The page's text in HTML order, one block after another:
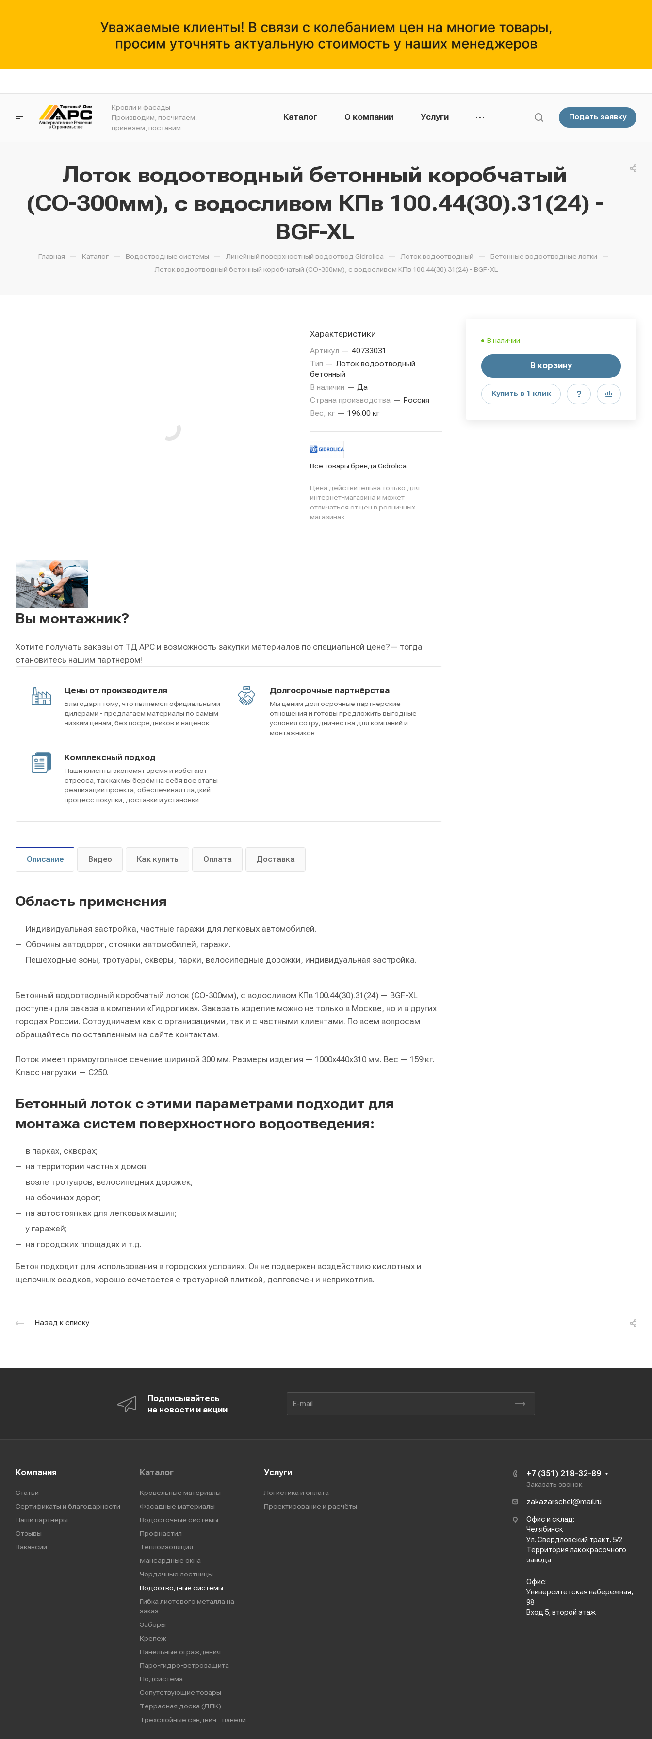
Кровли и фасады
Производим, посчитаем,
привезем, поставим
Каталог О компании Услуги Подать заявку
Лоток водоотводный бетонный коробчатый
(СО-300мм), с водосливом КПв 100.44(30).31(24) -
BGF-XL
Главная — Каталог — Водоотводные системы — Линейный поверхностный водоотвод Gidrolica — Лоток водоотводный — Бетонные водоотводные лотки —
Лоток водоотводный бетонный коробчатый (СО-300мм), с водосливом КПв 100.44(30).31(24) - BGF-XL
В наличии
В корзину
Купить в 1 клик
Характеристики
Артикул — 40733031
Тип — Лоток водоотводный
бетонный
В наличии — Да
Страна производства — Россия
Вес, кг — 196.00 кг
Все товары бренда Gidrolica
Цена действительна только для
интернет-магазина и может
отличаться от цен в розничных
магазинах
Вы монтажник?
Хотите получать заказы от ТД АРС и возможность закупки материалов по специальной цене?— тогда
становитесь нашим партнером!
Цены от производителя
Благодаря тому, что являемся официальными
дилерами - предлагаем материалы по самым
низким ценам, без посредников и наценок
Долгосрочные партнёрства
Мы ценим долгосрочные партнерские
отношения и готовы предложить выгодные
условия сотрудничества для компаний и
монтажников
Комплексный подход
Наши клиенты экономят время и избегают
стресса, так как мы берём на себя все этапы
реализации проекта, обеспечивая гладкий
процесс покупки, доставки и установки
Описание Видео Как купить Оплата Доставка
Область применения
Индивидуальная застройка, частные гаражи для легковых автомобилей.
Обочины автодорог, стоянки автомобилей, гаражи.
Пешеходные зоны, тротуары, скверы, парки, велосипедные дорожки, индивидуальная застройка.
Бетонный водоотводный коробчатый лоток (СО-300мм), с водосливом КПв 100.44(30).31(24) — BGF-XL
доступен для заказа в компании «Гидролика». Заказать изделие можно не только в Москве, но и в других
городах России. Сотрудничаем как с организациями, так и с частными клиентами. По всем вопросам
обращайтесь по оставленным на сайте контактам.
Лоток имеет прямоугольное сечение шириной 300 мм. Размеры изделия — 1000х440х310 мм. Вес — 159 кг.
Класс нагрузки — С250.
Бетонный лоток с этими параметрами подходит для
монтажа систем поверхностного водоотведения:
в парках, скверах;
на территории частных домов;
возле тротуаров, велосипедных дорожек;
на обочинах дорог;
на автостоянках для легковых машин;
у гаражей;
на городских площадях и т.д.
Бетон подходит для использования в городских условиях. Он не подвержен воздействию кислотных и
щелочных осадков, хорошо сочетается с тротуарной плиткой, долговечен и неприхотлив.
Назад к списку
Подписывайтесь
на новости и акции
Компания
Статьи
Сертификаты и благодарности
Наши партнёры
Отзывы
Вакансии
Каталог
Кровельные материалы
Фасадные материалы
Водосточные системы
Профнастил
Теплоизоляция
Мансардные окна
Чердачные лестницы
Водоотводные системы
Гибка листового металла на
заказ
Заборы
Крепеж
Панельные ограждения
Паро-гидро-ветрозащита
Подсистема
Сопутствующие товары
Террасная доска (ДПК)
Трехслойные сэндвич - панели
Услуги
Логистика и оплата
Проектирование и расчёты
+7 (351) 218-32-89
Заказать звонок
zakazarschel@mail.ru
Офис и склад:
Челябинск
Ул. Свердловский тракт, 5/2
Территория лакокрасочного
завода
Офис:
Университетская набережная,
98
Вход 5, второй этаж